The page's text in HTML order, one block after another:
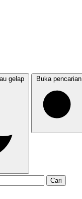
gelap Buka pencarian
Cari